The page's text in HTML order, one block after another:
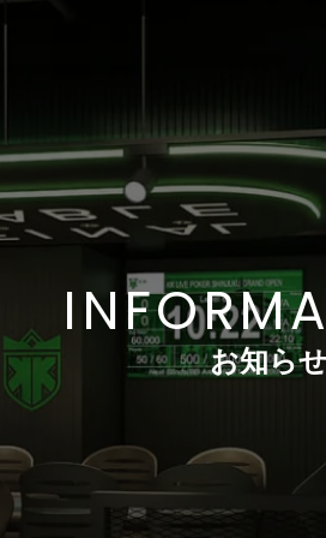
お知らせ